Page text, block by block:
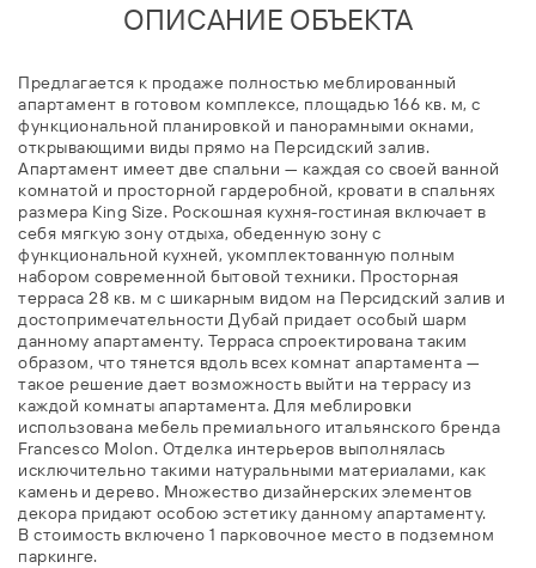
ОПИСАНИЕ ОБЪЕКТА
Предлагается к продаже полностью меблированный
апартамент в готовом комплексе, площадью 166 кв. м, c
функциональной планировкой и панорамными окнами,
открывающими виды прямо на Персидский залив.
Апартамент имеет две спальни — каждая со своей ванной
комнатой и просторной гардеробной, кровати в спальнях
размера King Size. Роскошная кухня-гостиная включает в
себя мягкую зону отдыха, обеденную зону с
функциональной кухней, укомплектованную полным
набором современной бытовой техники. Просторная
терраса 28 кв. м с шикарным видом на Персидский залив и
достопримечательности Дубай придает особый шарм
данному апартаменту. Терраса спроектирована таким
образом, что тянется вдоль всех комнат апартамента —
такое решение дает возможность выйти на террасу из
каждой комнаты апартамента. Для меблировки
использована мебель премиального итальянского бренда
Francesco Molon. Отделка интерьеров выполнялась
исключительно такими натуральными материалами, как
камень и дерево. Множество дизайнерских элементов
декора придают особою эстетику данному апартаменту.
В стоимость включено 1 парковочное место в подземном
паркинге.